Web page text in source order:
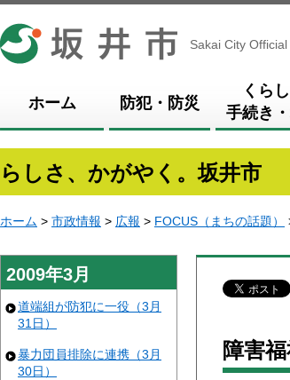
坂井市
Sakai City
ホーム 防犯・防災
くらし
手続き
らしさ、かがやく。坂井市
ホーム > 市政情報 > 広報 > FOCUS（まちの話題）
2009年3月
道端組が防犯に一役（3月
31日）
暴力団員排除に連携（3月
30日）
障害